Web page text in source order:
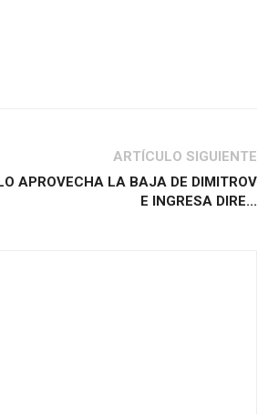
ARTÍCULO SIGUIENTE
APROVECHA LA BAJA DE DIMITROV
E INGRESA DIRE...